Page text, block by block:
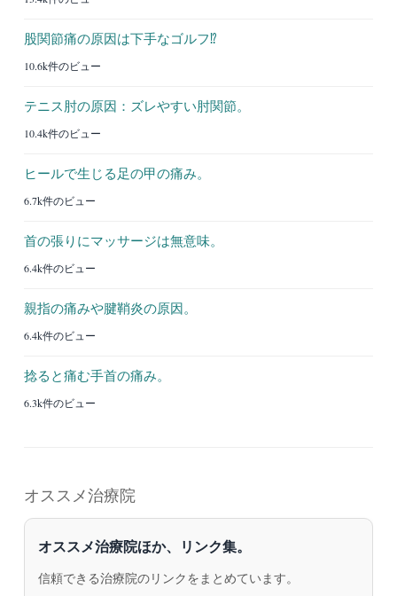
股関節痛の原因は下手なゴルフ⁉︎
10.6k件のビュー
テニス肘の原因：ズレやすい肘関節。
10.4k件のビュー
ヒールで生じる足の甲の痛み。
6.7k件のビュー
首の張りにマッサージは無意味。
6.4k件のビュー
親指の痛みや腱鞘炎の原因。
6.4k件のビュー
捻ると痛む手首の痛み。
6.3k件のビュー
オススメ治療院
オススメ治療院ほか、リンク集。
信頼できる治療院のリンクをまとめています。